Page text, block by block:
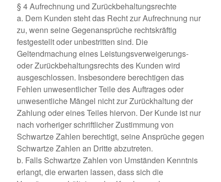
§ 4 Aufrechnung und Zurückbehaltungsrechte
a. Dem Kunden steht das Recht zur Aufrechnung nur
zu, wenn seine Gegenansprüche rechtskräftig
festgestellt oder unbestritten sind. Die
Geltendmachung eines Leistungsverweigerungs-
oder Zurückbehaltungsrechts des Kunden wird
ausgeschlossen. Insbesondere berechtigen das
Fehlen unwesentlicher Teile des Auftrages oder
unwesentliche Mängel nicht zur Zurückhaltung der
Zahlung oder eines Teiles hiervon. Der Kunde ist nur
nach vorheriger schriftlicher Zustimmung von
Schwartze Zahlen berechtigt, seine Ansprüche gegen
Schwartze Zahlen an Dritte abzutreten.
b. Falls Schwartze Zahlen von Umständen Kenntnis
erlangt, die erwarten lassen, dass sich die